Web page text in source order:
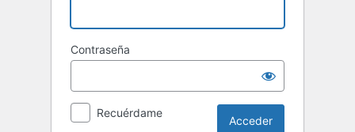
Contraseña
Recuérdame